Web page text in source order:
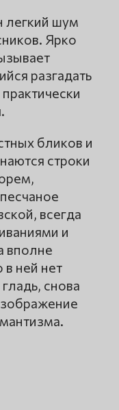
легкий шум
Ярко
разгадать
бликов и
строки
всегда
и
вполне
ней нет
снова